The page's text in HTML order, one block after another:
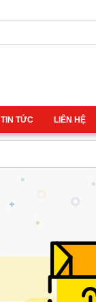
TIN TỨC LIÊN HỆ